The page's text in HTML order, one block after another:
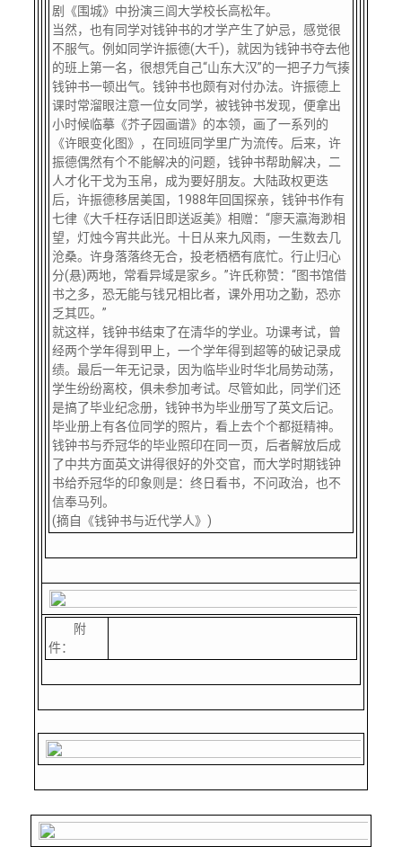
剧《围城》中扮演三闾大学校长高松年。
当然，也有同学对钱钟书的才学产生了妒忌，感觉很
不服气。例如同学许振德(大千)，就因为钱钟书夺去他
的班上第一名，很想凭自己“山东大汉”的一把子力气揍
钱钟书一顿出气。钱钟书也颇有对付办法。许振德上
课时常溜眼注意一位女同学，被钱钟书发现，便拿出
小时候临摹《芥子园画谱》的本领，画了一系列的
《许眼变化图》，在同班同学里广为流传。后来，许
振德偶然有个不能解决的问题，钱钟书帮助解决，二
人才化干戈为玉帛，成为要好朋友。大陆政权更迭
后，许振德移居美国，1988年回国探亲，钱钟书作有
七律《大千枉存话旧即送返美》相赠：“廖天瀛海渺相
望，灯烛今宵共此光。十日从来九风雨，一生数去几
沧桑。许身落落终无合，投老栖栖有底忙。行止归心
分(悬)两地，常看异域是家乡。”许氏称赞：“图书馆借
书之多，恐无能与钱兄相比者，课外用功之勤，恐亦
乏其匹。”
就这样，钱钟书结束了在清华的学业。功课考试，曾
经两个学年得到甲上，一个学年得到超等的破记录成
绩。最后一年无记录，因为临毕业时华北局势动荡，
学生纷纷离校，俱未参加考试。尽管如此，同学们还
是搞了毕业纪念册，钱钟书为毕业册写了英文后记。
毕业册上有各位同学的照片，看上去个个都挺精神。
钱钟书与乔冠华的毕业照印在同一页，后者解放后成
了中共方面英文讲得很好的外交官，而大学时期钱钟
书给乔冠华的印象则是：终日看书，不问政治，也不
信奉马列。
(摘自《钱钟书与近代学人》)
附
件：